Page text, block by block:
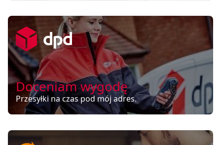
Doceniam wygodę
Przesyłki na czas pod mój adres.